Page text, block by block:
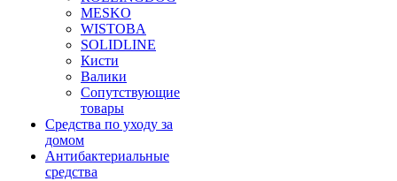
MESKO
WISTOBA
SOLIDLINE
Кисти
Валики
Сопутствующие
товары
Средства по уходу за
домом
Антибактериальные
средства